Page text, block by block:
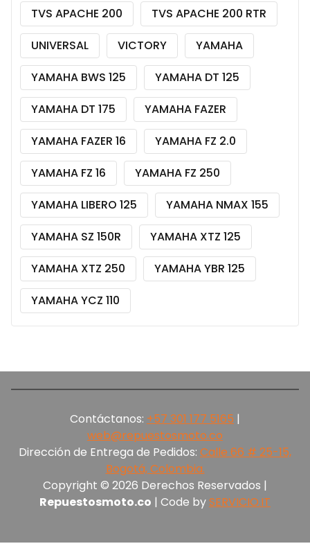
TVS APACHE 200
TVS APACHE 200 RTR
UNIVERSAL
VICTORY
YAMAHA
YAMAHA BWS 125
YAMAHA DT 125
YAMAHA DT 175
YAMAHA FAZER
YAMAHA FAZER 16
YAMAHA FZ 2.0
YAMAHA FZ 16
YAMAHA FZ 250
YAMAHA LIBERO 125
YAMAHA NMAX 155
YAMAHA SZ 150R
YAMAHA XTZ 125
YAMAHA XTZ 250
YAMAHA YBR 125
YAMAHA YCZ 110
Contáctanos: +57 301 177 5165‬ |
web@repuestosmoto.co
Dirección de Entrega de Pedidos: Calle 66 # 25-15,
Bogotá, Colombia.
Copyright © 2026 Derechos Reservados |
Repuestosmoto.co | Code bySERVICIO.IT